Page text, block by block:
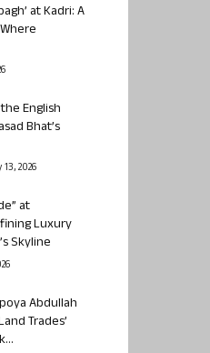
at Kadri: A
English
Bhat’s
2026
at
Luxury
Skyline
Abdullah
Trades’